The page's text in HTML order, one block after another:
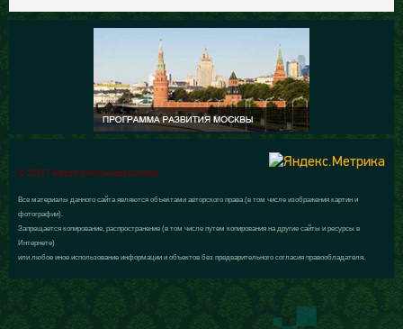
© 2015 Галерея Александра Шилова
Все материалы данного сайта являются объектами авторского права (в том числе изображения картин и
фотографии).
Запрещается копирование, распространение (в том числе путем копирования на другие сайты и ресурсы в
Интернете)
или любое иное использование информации и объектов без предварительного согласия правообладателя.